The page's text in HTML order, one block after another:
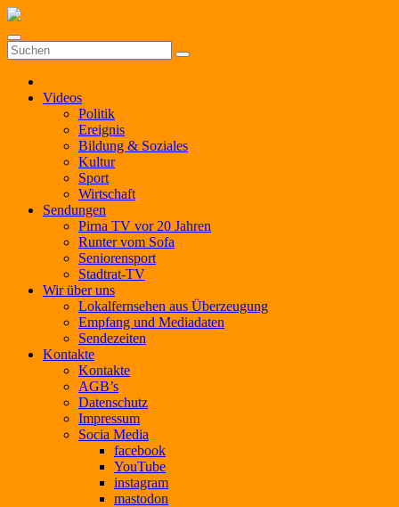
Zum
springen
Videos
Politik
Ereignis
Bildung & Soziales
Kultur
Sport
Wirtschaft
Sendungen
Pirna TV vor 20 Jahren
Runter vom Sofa
Seniorensport
Stadtrat-TV
Wir über uns
Lokalfernsehen aus Überzeugung
Empfang und Mediadaten
Sendezeiten
Kontakte
Kontakte
AGB’s
Datenschutz
Impressum
Socia Media
facebook
YouTube
instagram
mastodon